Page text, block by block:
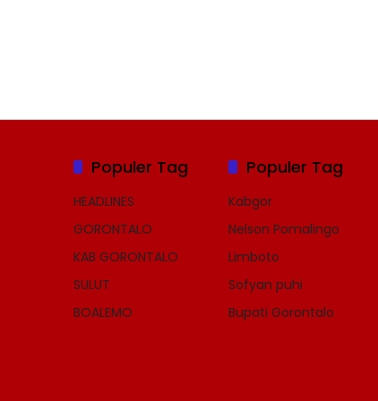
Populer Tag
HEADLINES
GORONTALO
KAB GORONTALO
SULUT
BOALEMO
Populer Tag
Kabgor
Nelson Pomalingo
Limboto
Sofyan puhi
Bupati Gorontalo